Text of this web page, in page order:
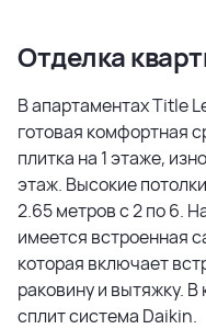
Отделка
В апартаментах Title
готовая комфортная
плитка на 1 этаже,
этаж. Высокие
2.65 метров с 2 по 6.
имеется встроенная
которая включает
раковину и вытяжку.
сплит система Daikin.